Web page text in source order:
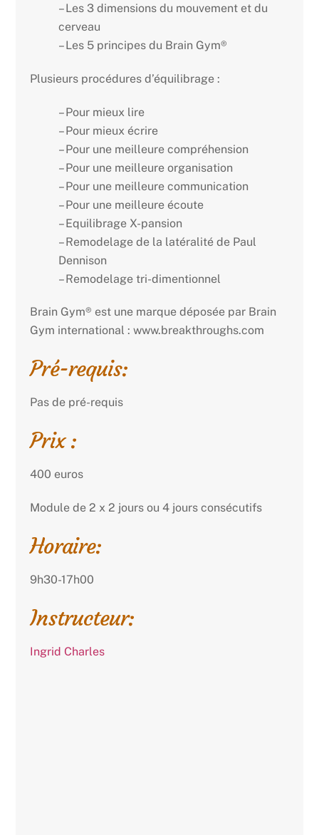
– Les 3 dimensions du mouvement et du
cerveau
– Les 5 principes du Brain Gym®
Plusieurs procédures d’équilibrage :
– Pour mieux lire
– Pour mieux écrire
– Pour une meilleure compréhension
– Pour une meilleure organisation
– Pour une meilleure communication
– Pour une meilleure écoute
– Equilibrage X-pansion
– Remodelage de la latéralité de Paul
Dennison
– Remodelage tri-dimentionnel
Brain Gym® est une marque déposée par Brain
Gym international : www.breakthroughs.com
Pré-requis:
Pas de pré-requis
Prix :
400 euros
Module de 2 x 2 jours ou 4 jours consécutifs
Horaire:
9h30-17h00
Instructeur:
Ingrid Charles